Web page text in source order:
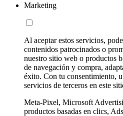
Marketing
Al aceptar estos servicios,
contenidos patrocinados o
nuestro sitio web o productos
de navegación y compra,
éxito. Con tu consentimiento,
servicios de terceros en este
Meta-Pixel, Microsoft
productos basadas en clics,